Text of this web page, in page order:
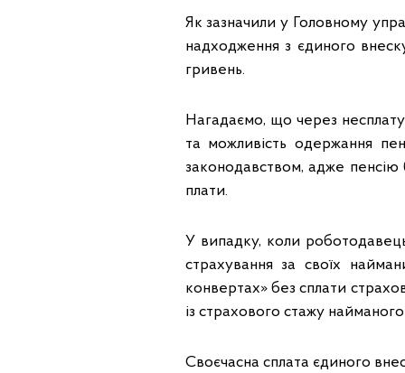
Як зазначили у Головному
надходження з єдиного
гривень.
Нагадаємо, що через
та можливість одержання
законодавством, адже пенсію
плати.
У випадку, коли
страхування за своїх
конвертах» без сплати
із страхового стажу
Своєчасна сплата єдиного